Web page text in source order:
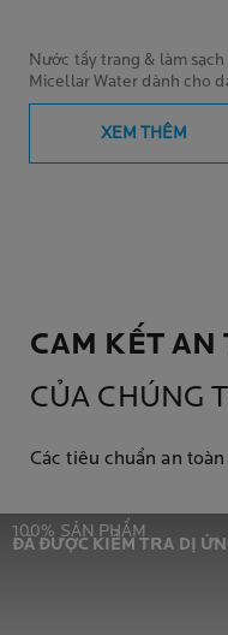
Nước tẩy trang & làm sạch
Micellar Water dành cho
dầu mụn
XEM THÊM
CAM KẾT AN
CỦA CHÚNG
Các tiêu chuẩn an
100% SẢN PHẨM
ĐÃ ĐƯỢC KIỂM TRA DỊ